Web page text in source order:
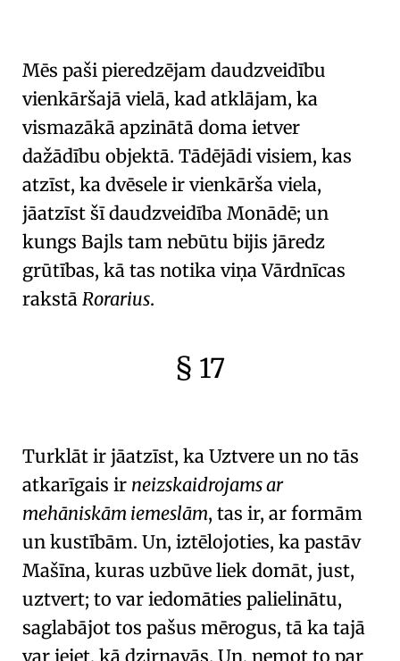
Mēs paši pieredzējam daudzveidību
vienkāršajā vielā, kad atklājam, ka
vismazākā apzinātā doma ietver
dažādību objektā. Tādējādi visiem, kas
atzīst, ka dvēsele ir vienkārša viela,
jāatzīst šī daudzveidība Monādē; un
kungs Bajls tam nebūtu bijis jāredz
grūtības, kā tas notika viņa Vārdnīcas
rakstā Rorarius.
§ 17
Turklāt ir jāatzīst, ka Uztvere un no tās
atkarīgais ir neizskaidrojams ar
mehāniskām iemeslām, tas ir, ar formām
un kustībām. Un, iztēlojoties, ka pastāv
Mašīna, kuras uzbūve liek domāt, just,
uztvert; to var iedomāties palielinātu,
saglabājot tos pašus mērogus, tā ka tajā
var ieiet, kā dzirnavās. Un, ņemot to par